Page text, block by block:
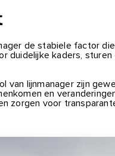
de stabiele factor
duidelijke kaders,
van lijnmanager zijn
en
zorgen voor